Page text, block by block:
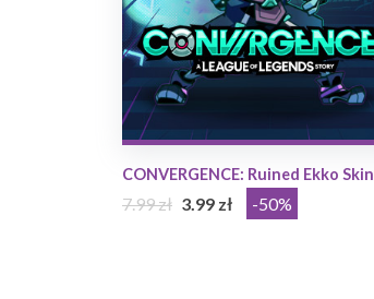
CONVERGENCE: Ruined Ekko Skin
7.99 zł 3.99 zł -50%